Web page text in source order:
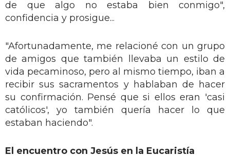
de que algo no estaba bien conmigo",
confidencia y prosigue...
"Afortunadamente, me relacioné con un grupo
de amigos que también llevaba un estilo de
vida pecaminoso, pero al mismo tiempo, iban a
recibir sus sacramentos y hablaban de hacer
su confirmación. Pensé que si ellos eran 'casi
católicos', yo también quería hacer lo que
estaban haciendo".
El encuentro con Jesús en la Eucaristía